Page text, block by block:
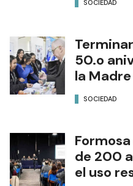
SOCIEDAD
50.o
la
SOCIEDAD
de 200
el uso